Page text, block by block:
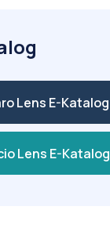
Lens E-Katalog
Lens E-Katalog